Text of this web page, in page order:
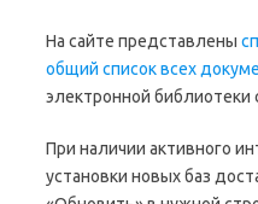
На сайте представлены
общий список всех
электронной библиотеки
При наличии активного
установки новых баз